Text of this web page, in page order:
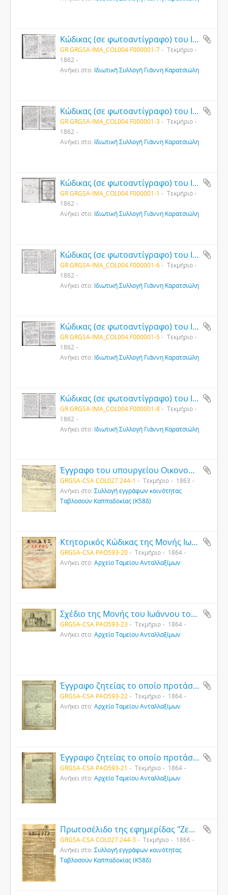
Κώδικας (σε φωτοαντίγραφο) του Ι. Ναού Αγ. Θεοδώρου του Τήρωνος της κωμόπολης Χαλδίας (Αργυρούπολης) του Πόντου (7)
GR GRGSA-IMA_COL004.F000001-7
Τεκμήριο
1862
Ανήκει στο: Ιδιωτική Συλλογή Γιάννη Καρατσιώλη
Κώδικας (σε φωτοαντίγραφο) του Ι. Ναού Αγ. Θεοδώρου του Τήρωνος της κωμόπολης Χαλδίας (Αργυρούπολης) του Πόντου (3)
GR GRGSA-IMA_COL004.F000001-3
Τεκμήριο
1862
Ανήκει στο: Ιδιωτική Συλλογή Γιάννη Καρατσιώλη
Κώδικας (σε φωτοαντίγραφο) του Ι. Ναού Αγ. Θεοδώρου του Τήρωνος της κωμόπολης Χαλδίας (Αργυρούπολης) του Πόντου (1)
GR GRGSA-IMA_COL004.F000001-1
Τεκμήριο
1862
Ανήκει στο: Ιδιωτική Συλλογή Γιάννη Καρατσιώλη
Κώδικας (σε φωτοαντίγραφο) του Ι. Ναού Αγ. Θεοδώρου του Τήρωνος της κωμόπολης Χαλδίας (Αργυρούπολης) του Πόντου (6)
GR GRGSA-IMA_COL004.F000001-6
Τεκμήριο
1862
Ανήκει στο: Ιδιωτική Συλλογή Γιάννη Καρατσιώλη
Κώδικας (σε φωτοαντίγραφο) του Ι. Ναού Αγ. Θεοδώρου του Τήρωνος της κωμόπολης Χαλδίας (Αργυρούπολης) του Πόντου (5)
GR GRGSA-IMA_COL004.F000001-5
Τεκμήριο
1862
Ανήκει στο: Ιδιωτική Συλλογή Γιάννη Καρατσιώλη
Κώδικας (σε φωτοαντίγραφο) του Ι. Ναού Αγ. Θεοδώρου του Τήρωνος της κωμόπολης Χαλδίας (Αργυρούπολης) του Πόντου (8)
GR GRGSA-IMA_COL004.F000001-8
Τεκμήριο
1862
Ανήκει στο: Ιδιωτική Συλλογή Γιάννη Καρατσιώλη
Έγγραφο του υπουργείου Οικονομικών προς την υποδιοίκηση Καισαρείας αναφορικά με τη σύνταξη καταλόγου πόλεων και χωριών με ελληνικούς πληθυσμούς
GRGSA-CSA COL027.244-1 Τεκμήριο
1863
Ανήκει στο: Συλλογή εγγράφων κοινότητας
Ταβλοσούν Καππαδοκίας (Κ58δ)
Κτητορικός Κώδικας της Μονής Ιωάννου του Προδρόμου Τυάνων (Ντενεΐ) στον οποιο καταγράφονται τα ονόματα των συνδρομητών υπέρ της Μονής και της παρ' αυτής Σχολής
GRGSA-CSA PAO593-20 Τεκμήριο
1864
Ανήκει στο: Αρχείο Ταμείου Ανταλλαξίμων
Σχέδιο της Μονής του Ιωάννου του Προδρόμου στα Τύανα (Ντενεΐ) Ικονίου επικολλημένο σε κώδικα της Μονής
GRGSA-CSA PAO593-23 Τεκμήριο
1864
Ανήκει στο: Αρχείο Ταμείου Ανταλλαξίμων
Έγγραφο ζητείας το οποίο προτάσσεται στον κώδικας της Μονής Ιωάννου του Προδρόμου Τυάνων (Ντενεΐ) (2)
GRGSA-CSA PAO593-22 Τεκμήριο
1864
Ανήκει στο: Αρχείο Ταμείου Ανταλλαξίμων
Έγγραφο ζητείας το οποίο προτάσσεται στον κώδικας της Μονής Ιωάννου του Προδρόμου Τυάνων (Ντενεΐ) (1)
GRGSA-CSA PAO593-21 Τεκμήριο
1864
Ανήκει στο: Αρχείο Ταμείου Ανταλλαξίμων
Πρωτοσέλιδο της εφημερίδας "Ζενπούρ" στα καραμανλίδικα
GRGSA-CSA COL027.244-3 Τεκμήριο
1866
Ανήκει στο: Συλλογή εγγράφων κοινότητας
Ταβλοσούν Καππαδοκίας (Κ58δ)